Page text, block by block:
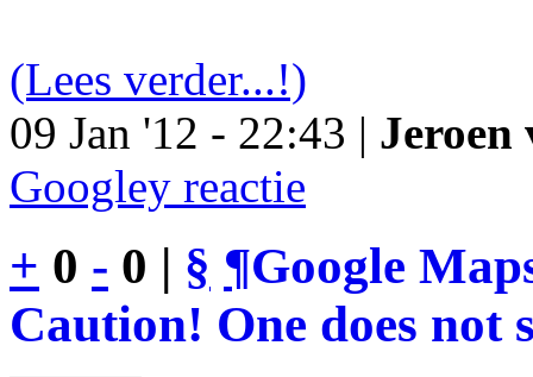
(Lees verder...!)
09 Jan '12 - 22:43 | Jeroen
Googley reactie
+ 0 - 0 | § ¶Google
Caution! One does